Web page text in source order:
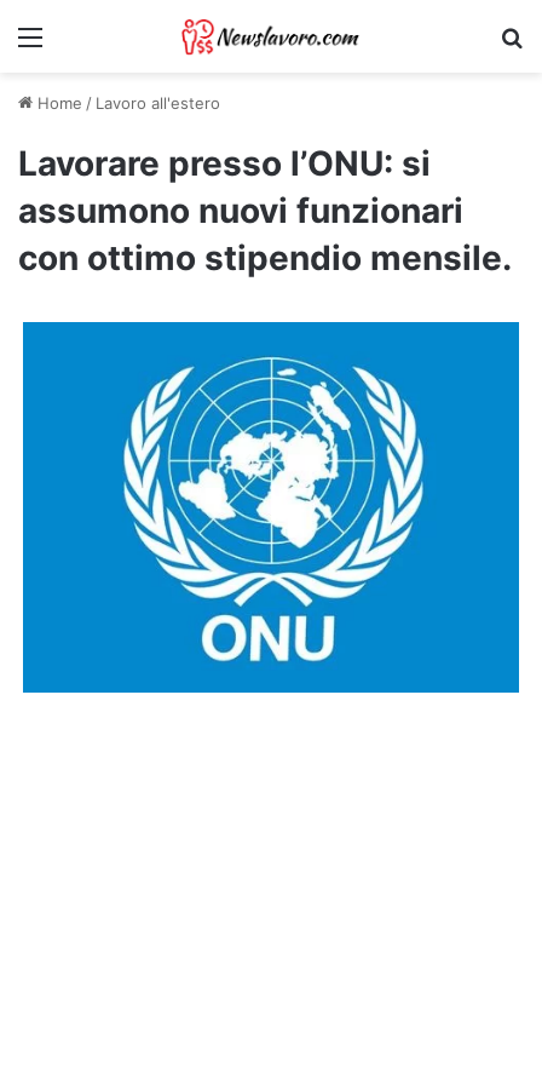
Menu
Home / Lavoro all'estero
Lavorare presso l’ONU: si
assumono nuovi funzionari
con ottimo stipendio mensile.